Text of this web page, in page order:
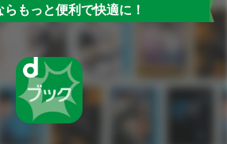
らもっと便利で快適に！